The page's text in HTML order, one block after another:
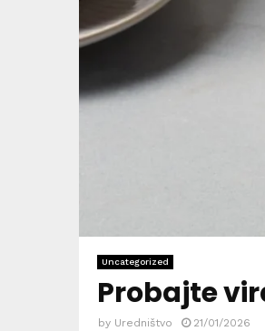
Uncategorized
Probajte
by Uredništvo 21/01/2026